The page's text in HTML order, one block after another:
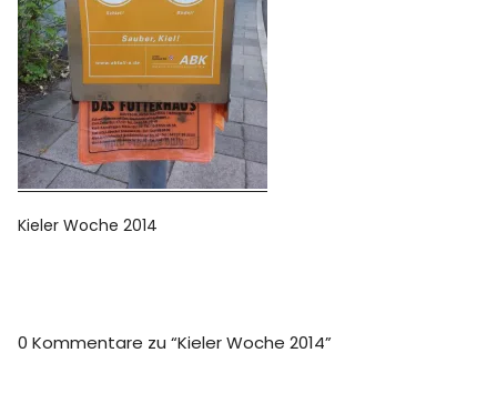
Museen bei…
Bloggerreisen
Über mich
Kieler Woche 2014
0 Kommentare zu “Kieler Woche 2014”